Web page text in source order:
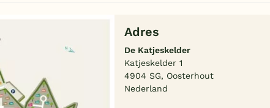
Adres
De Katjeskelder
Katjeskelder 1
4904 SG, Oosterhout
Nederland